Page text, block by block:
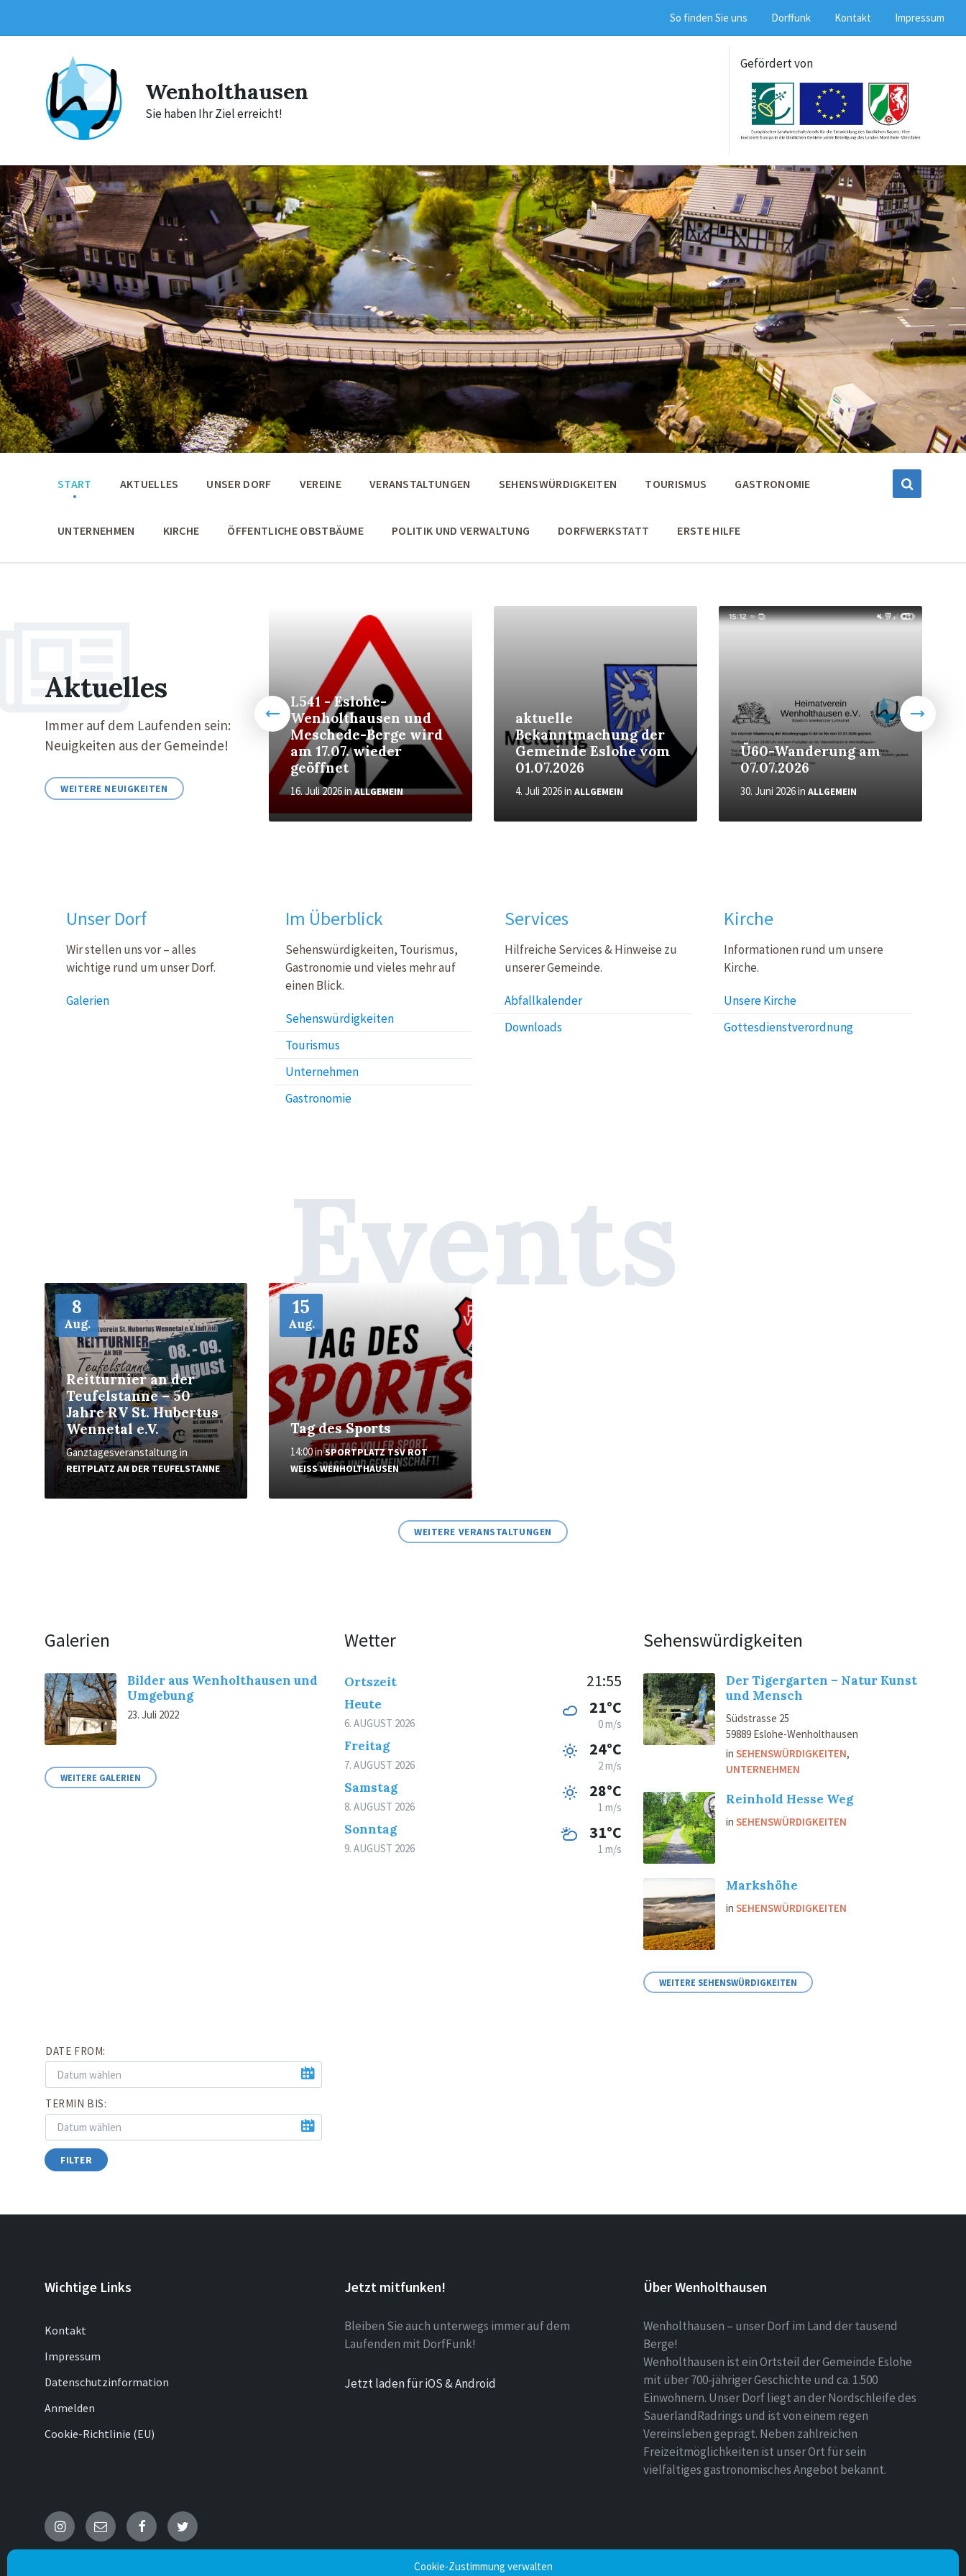
Cookie-Zustimmung verwalten
content
main
footer
So finden Sie uns Dorffunk Kontakt Impressum
Wenholthausen
Sie haben Ihr Ziel erreicht!
Gefördert von
START AKTUELLES UNSER DORF VEREINE VERANSTALTUNGEN SEHENSWÜRDIGKEITEN TOURISMUS GASTRONOMIE
UNTERNEHMEN KIRCHE ÖFFENTLICHE OBSTBÄUME POLITIK UND VERWALTUNG DORFWERKSTATT ERSTE HILFE
Aktuelles
Immer auf dem Laufenden sein:
Neuigkeiten aus der Gemeinde!
WEITERE NEUIGKEITEN
Glasfaserausbau - Teil
29. Mai 2026 inINFRASTRUKTUR
L541 - Eslohe-
Wenholthausen und
Meschede-Berge wird
am 17.07. wieder
geöffnet
16. Juli 2026inALLGEMEIN
aktuelle
Bekanntmachung der
Gemeinde Eslohe vom
01.07.2026
4. Juli 2026inALLGEMEIN
Weiter
Ü60-Wanderung am
07.07.2026
30. Juni 2026inALLGEMEIN
Weiter
Sitemap
Unser Dorf
Wir stellen uns vor – alles
wichtige rund um unser Dorf.
Galerien
Im Überblick
Sehenswürdigkeiten, Tourismus,
Gastronomie und vieles mehr auf
einen Blick.
Sehenswürdigkeiten
Tourismus
Unternehmen
Gastronomie
Services
Hilfreiche Services & Hinweise zu
unserer Gemeinde.
Abfallkalender
Downloads
Kirche
Informationen rund um unsere
Kirche.
Unsere Kirche
Gottesdienstverordnung
Events
8
Aug.
Reitturnier an der
Teufelstanne – 50
Jahre RV St. Hubertus
Wennetal e.V.
Ganztagesveranstaltung in
REITPLATZ AN DER TEUFELSTANNE
Weiter
15
Aug.
Tag des Sports
14:00inSPORTPLATZ TSV ROT
WEISS WENHOLTHAUSEN
Weiter
WEITERE VERANSTALTUNGEN
Galerien
Bilder aus Wenholthausen und
Umgebung
23. Juli 2022
WEITERE GALERIEN
Wetter
Ortszeit 21:55
Heute
6. AUGUST 2026
21°C
0 m/s
Freitag
7. AUGUST 2026
24°C
2 m/s
Samstag
8. AUGUST 2026
28°C
1 m/s
Sonntag
9. AUGUST 2026
31°C
1 m/s
Sehenswürdigkeiten
Der Tigergarten – Natur Kunst
und Mensch
Südstrasse 25
59889 Eslohe-Wenholthausen
inSEHENSWÜRDIGKEITEN,
UNTERNEHMEN
Reinhold Hesse Weg
inSEHENSWÜRDIGKEITEN
Markshöhe
inSEHENSWÜRDIGKEITEN
WEITERE SEHENSWÜRDIGKEITEN
DATE FROM:
TERMIN BIS:
FILTER
Wichtige Links
Kontakt
Impressum
Datenschutzinformation
Anmelden
Cookie-Richtlinie (EU)
Jetzt mitfunken!
Bleiben Sie auch unterwegs immer auf dem
Laufenden mit DorfFunk!
Jetzt laden für iOS & Android
Über Wenholthausen
Wenholthausen – unser Dorf im Land der tausend
Berge!
Wenholthausen ist ein Ortsteil der Gemeinde Eslohe
mit über 700-jähriger Geschichte und ca. 1.500
Einwohnern. Unser Dorf liegt an der Nordschleife des
SauerlandRadrings und ist von einem regen
Vereinsleben geprägt. Neben zahlreichen
Freizeitmöglichkeiten ist unser Ort für sein
vielfältiges gastronomisches Angebot bekannt.
Instagram
E- FacebookTwitter